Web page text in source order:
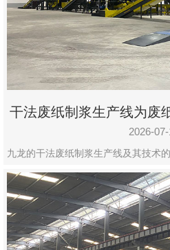
19020390
号-1
干法废纸制浆生产线为废
保障
2026-
九龙的干法废纸制浆生产线及其技术